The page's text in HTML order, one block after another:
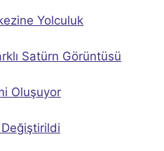
Yolculuk
Satürn Görüntüsü
Oluşuyor